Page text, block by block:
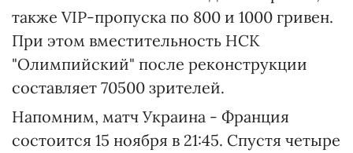
также VIP-пропуска по 800 и 1000 гривен.
При этом вместительность НСК
"Олимпийский" после реконструкции
составляет 70500 зрителей.
Напомним, матч Украина - Франция
состоится 15 ноября в 21:45. Спустя четыре